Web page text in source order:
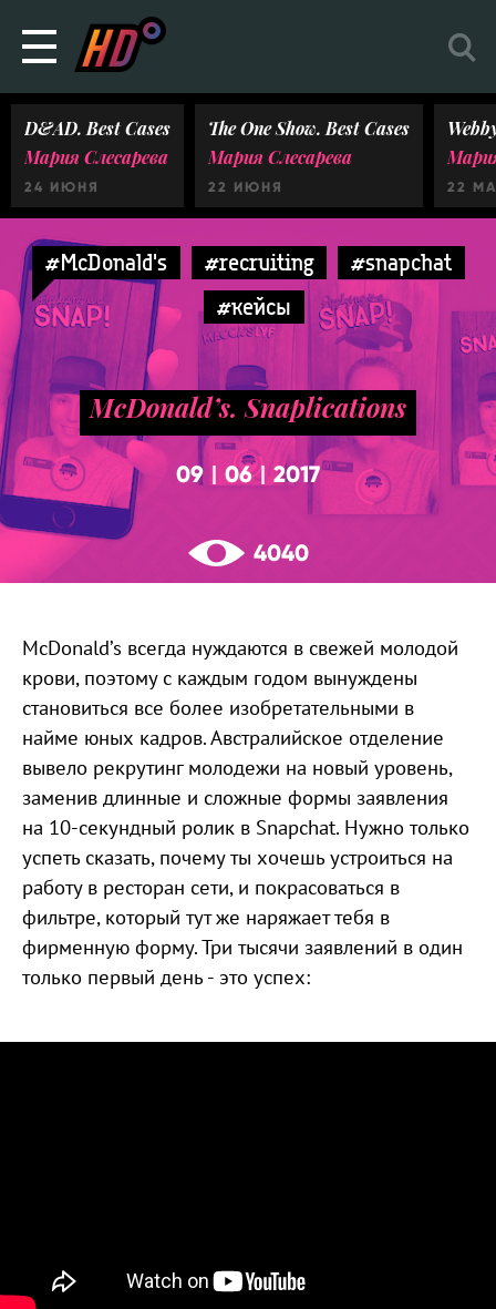
D&AD. Best Cases
Мария Слесарева
24 ИЮНЯ
The One Show. Best Cases
Мария Слесарева
22 ИЮНЯ 22
#McDonald's #recruiting
#snapchat
#кейсы
McDonald’s. Snaplications
09 06| 2017
4040
McDonald’s всегда нуждаются в свежей молодой
крови, поэтому с каждым годом вынуждены
становиться все более изобретательными в
найме юных кадров. Австралийское отделение
вывело рекрутинг молодежи на новый уровень,
заменив длинные и сложные формы заявления
на 10-секундный ролик в Snapchat. Нужно только
успеть сказать, почему ты хочешь устроиться на
работу в ресторан сети, и покрасоваться в
фильтре, который тут же наряжает тебя в
фирменную форму. Три тысячи заявлений в один
только первый день - это успех: